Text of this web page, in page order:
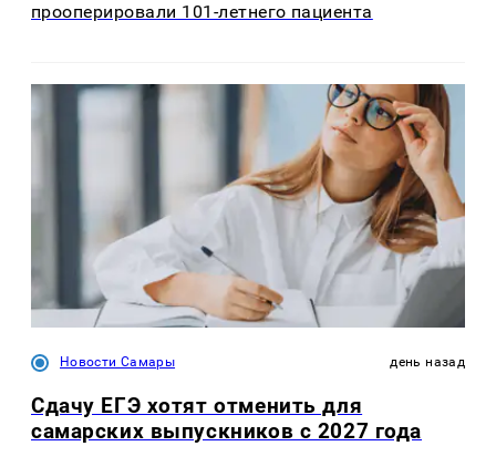
прооперировали 101-летнего пациента
Новости Самары день назад
Сдачу ЕГЭ хотят отменить для
самарских выпускников с 2027 года